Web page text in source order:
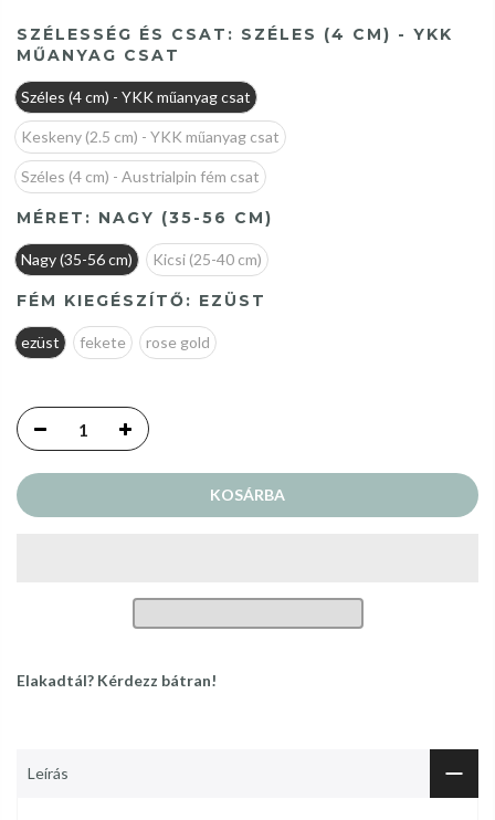
SZÉLESSÉG ÉS CSAT: SZÉLES (4 CM) - YKK
MŰANYAG CSAT
Széles (4 cm) - YKK műanyag csat
Keskeny (2.5 cm) - YKK műanyag csat
Széles (4 cm) - Austrialpin fém csat
MÉRET: NAGY (35-56 CM)
Nagy (35-56 cm) Kicsi (25-40 cm)
FÉM KIEGÉSZÍTŐ: EZÜST
ezüst fekete rose gold
KOSÁRBA
Elakadtál? Kérdezz bátran!
Leírás